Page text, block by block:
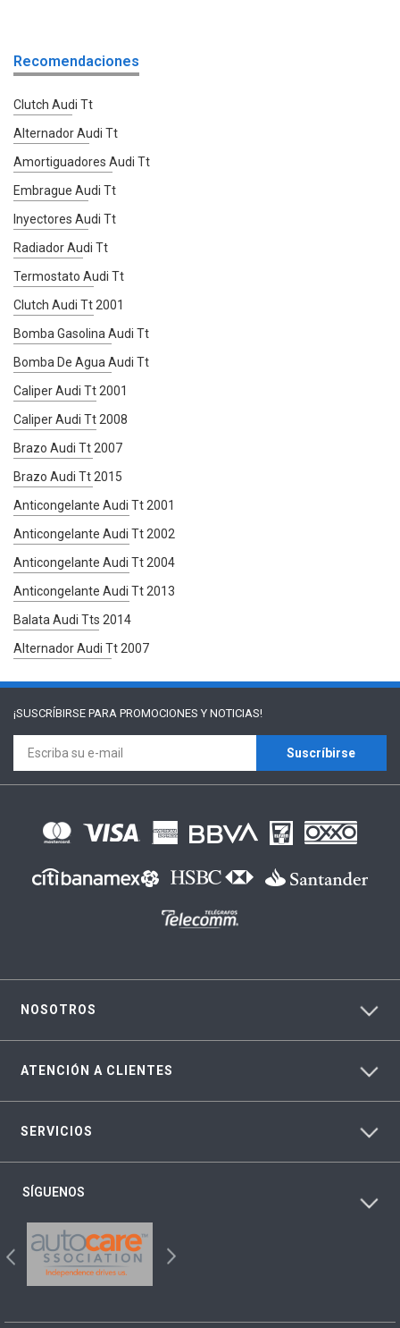
Recomendaciones
Clutch Audi Tt
Alternador Audi Tt
Amortiguadores Audi Tt
Embrague Audi Tt
Inyectores Audi Tt
Radiador Audi Tt
Termostato Audi Tt
Clutch Audi Tt 2001
Bomba Gasolina Audi Tt
Bomba De Agua Audi Tt
Caliper Audi Tt 2001
Caliper Audi Tt 2008
Brazo Audi Tt 2007
Brazo Audi Tt 2015
Anticongelante Audi Tt 2001
Anticongelante Audi Tt 2002
Anticongelante Audi Tt 2004
Anticongelante Audi Tt 2013
Balata Audi Tts 2014
Alternador Audi Tt 2007
¡SUSCRÍBIRSE PARA PROMOCIONES Y NOTICIAS!
Suscríbirse
NOSOTROS
ATENCIÓN A CLIENTES
SERVICIOS
SÍGUENOS